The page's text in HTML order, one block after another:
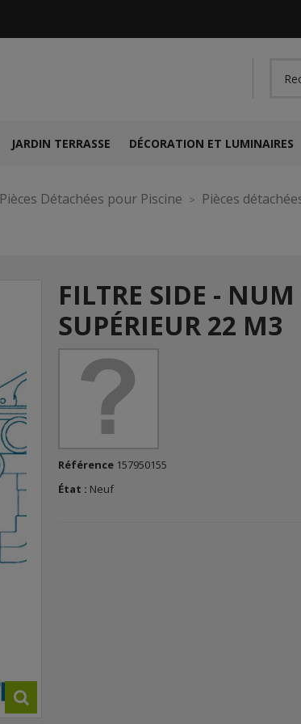
JARDIN TERRASSE DÉCORATION ET LUMINAIRES
Pièces Détachées pour Piscine Pièces
FILTRE SIDE -
SUPÉRIEUR 22 M3
Référence 157950155
État : Neuf